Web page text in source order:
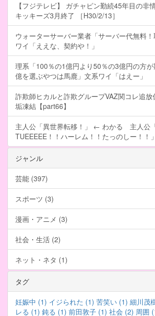
【フジテレビ】 ガチャピン勤続45年目の
キッキーズ3月終了 ［H30/2/13］
ウォーターサーバー業者「サーバー代無料！
ワイ「ええな、契約や！」
理系「100％の1億円より50％の3億円の方
億を選ぶやつは馬鹿」文系ワイ「はえー」
詐欺師ヒカルと詐欺グループVAZ関コレ追放
垢凍結【part66】
主人公「異世界転移！」 ← わかる 主人公
TUEEEEE！！ハーレム！！たっのしー！！
ジャンル
芸能 (397)
スポーツ (3)
漫画・アニメ (3)
社会・生活 (2)
ネット・ネタ (1)
タグ
妊娠中 (1) イジられた (1) 苦笑い (1) 細川茂
レる (1) 鈍る (1) 前田敦子 (1) 社会 (2) 周囲